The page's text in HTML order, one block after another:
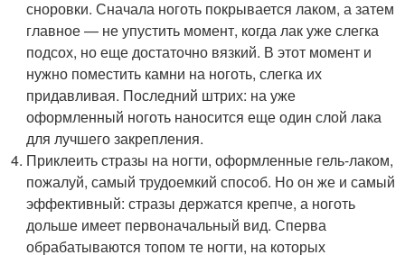
сноровки. Сначала ноготь покрывается лаком, а затем
главное — не упустить момент, когда лак уже слегка
подсох, но еще достаточно вязкий. В этот момент и
нужно поместить камни на ноготь, слегка их
придавливая. Последний штрих: на уже
оформленный ноготь наносится еще один слой лака
для лучшего закрепления.
Приклеить стразы на ногти, оформленные гель-лаком,
пожалуй, самый трудоемкий способ. Но он же и самый
эффективный: стразы держатся крепче, а ноготь
дольше имеет первоначальный вид. Сперва
обрабатываются топом те ногти, на которых